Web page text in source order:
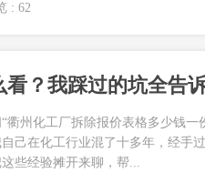
: 62
？我踩过的坑全告
州化工厂拆除报价表格多少钱一
己在化工行业混了十多年，经手
些经验摊开来聊，帮...